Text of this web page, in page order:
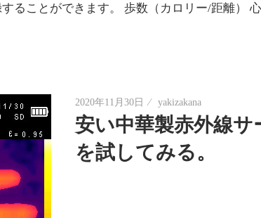
ることができます。 歩数（カロリー/距離）
2020年11月30日 yakizakana
安い中華製赤外線
を試してみる。